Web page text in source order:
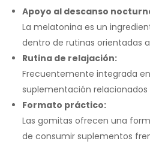
Apoyo al descanso
La melatonina es un
dentro de rutinas orientadas
Rutina de relajación:
Frecuentemente integrada
suplementación
Formato práctico:
Las gomitas ofrecen una
de consumir suplementos